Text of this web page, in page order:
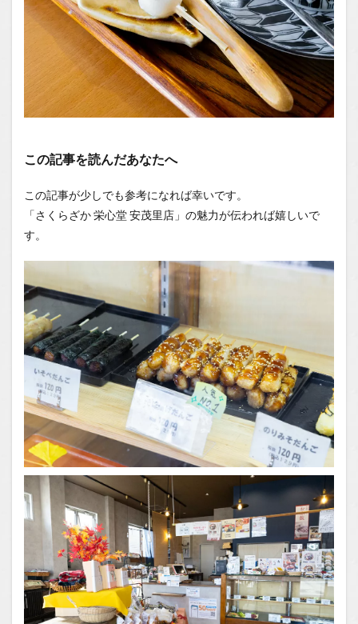
この記事を読んだあなたへ
この記事が少しでも参考になれば幸いです。
「さくらざか 栄心堂 安茂里店」の魅力が伝われば嬉しいで
す。